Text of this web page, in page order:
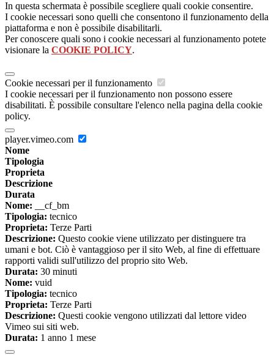
In questa schermata è possibile scegliere quali cookie consentire.
I cookie necessari sono quelli che consentono il funzionamento della
piattaforma e non è possibile disabilitarli.
Per conoscere quali sono i cookie necessari al funzionamento potete
visionare la COOKIE POLICY.
Cookie necessari per il funzionamento
I cookie necessari per il funzionamento non possono essere
disabilitati. È possibile consultare l'elenco nella pagina della cookie
policy.
player.vimeo.com
Nome
Tipologia
Proprieta
Descrizione
Durata
Nome: __cf_bm
Tipologia: tecnico
Proprieta: Terze Parti
Descrizione: Questo cookie viene utilizzato per distinguere tra
umani e bot. Ciò è vantaggioso per il sito Web, al fine di effettuare
rapporti validi sull'utilizzo del proprio sito Web.
Durata: 30 minuti
Nome: vuid
Tipologia: tecnico
Proprieta: Terze Parti
Descrizione: Questi cookie vengono utilizzati dal lettore video
Vimeo sui siti web.
Durata: 1 anno 1 mese